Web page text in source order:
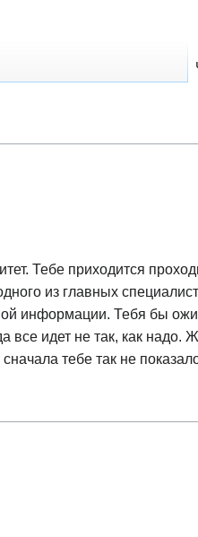
Тебе приходится
из главных
информации. Тебя бы
все идет не так, как надо.
тебе так не